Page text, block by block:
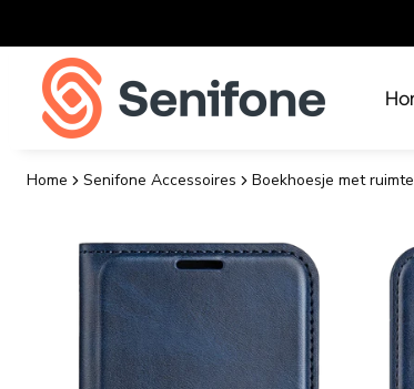
Home Senifone Accessoires Boekhoesje met